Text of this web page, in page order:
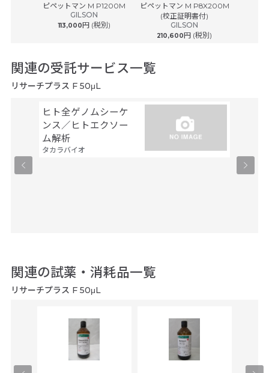
ピペットマン M P1200M
GILSON
113,000円 (税別)
ピペットマン M P8X200M
(校正証明書付)
GILSON
210,600円 (税別)
関連の受託サービス一覧
リサーチプラス F 50μL
ヒト全ゲノムシーケ
ンス／ヒトエクソー
ム解析
タカラバイオ
関連の試薬・消耗品一覧
リサーチプラス F 50μL